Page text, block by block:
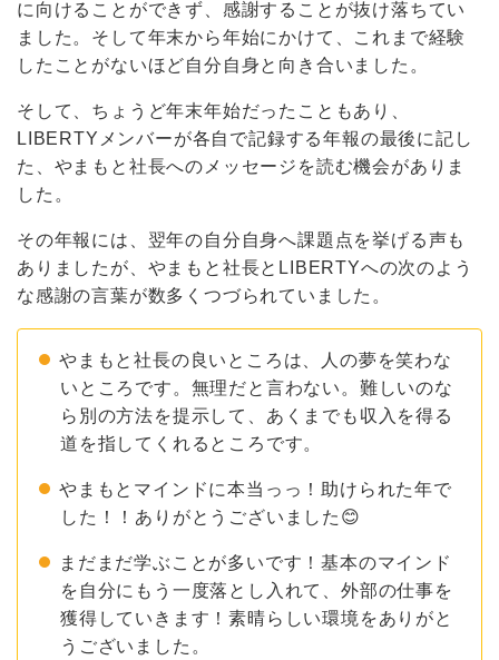
に向けることができず、感謝することが抜け落ちてい
ました。そして年末から年始にかけて、これまで経験
したことがないほど自分自身と向き合いました。
そして、ちょうど年末年始だったこともあり、
LIBERTYメンバーが各自で記録する年報の最後に記し
た、やまもと社長へのメッセージを読む機会がありま
した。
その年報には、翌年の自分自身へ課題点を挙げる声も
ありましたが、やまもと社長とLIBERTYへの次のよう
な感謝の言葉が数多くつづられていました。
やまもと社長の良いところは、人の夢を笑わな
いところです。無理だと言わない。難しいのな
ら別の方法を提示して、あくまでも収入を得る
道を指してくれるところです。
やまもとマインドに本当っっ！助けられた年で
した！！ありがとうございました😊
まだまだ学ぶことが多いです！基本のマインド
を自分にもう一度落とし入れて、外部の仕事を
獲得していきます！素晴らしい環境をありがと
うございました。